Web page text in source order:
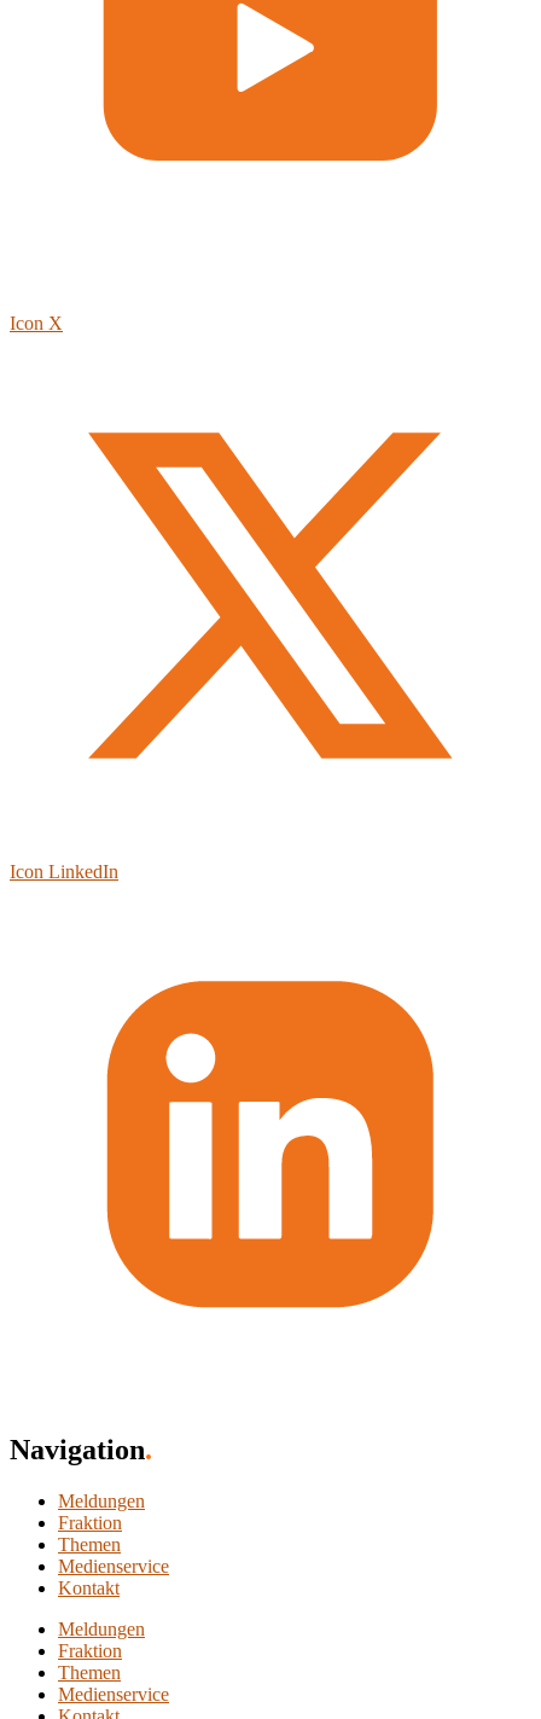
Icon X
Icon LinkedIn
Navigation.
Meldungen
Fraktion
Themen
Medienservice
Kontakt
Meldungen
Fraktion
Themen
Medienservice